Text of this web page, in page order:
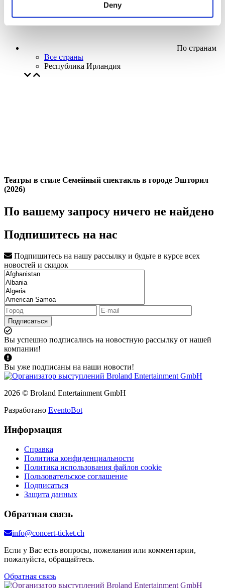
Deny
По странам
Все страны
Республика Ирландия
Театры в стиле Семейный спектакль в городе Эшторил
(2026)
По вашему запросу ничего не найдено
Подпишитесь на нас
Подпишитесь на нашу рассылку и будьте в курсе всех
новостей и скидок
Подписаться
Вы успешно подписались на новостную рассылку от нашей
компании!
Вы уже подписаны на наши новости!
2026 © Broland Entertainment GmbH
Разработано EventoBot
Информация
Справка
Политика конфиденциальности
Политика использования файлов cookie
Пользовательское соглашение
Подписаться
Защита данных
Обратная связь
info@concert-ticket.ch
Если у Вас есть вопросы, пожелания или комментарии,
пожалуйста, обращайтесь.
Обратная связь